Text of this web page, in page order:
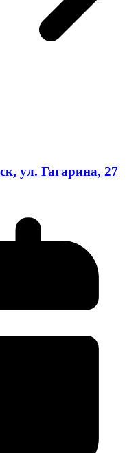
ул. Гагарина, 27